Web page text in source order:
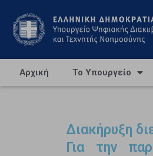
Αρχική Το Υπουργείο
Διακήρυξη
Για την